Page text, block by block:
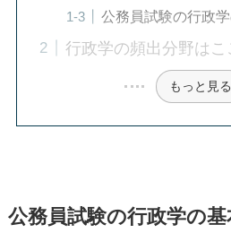
公務員試験の行政
行政学の頻出分野はこ
もっと見る
公務員試験の行政学の